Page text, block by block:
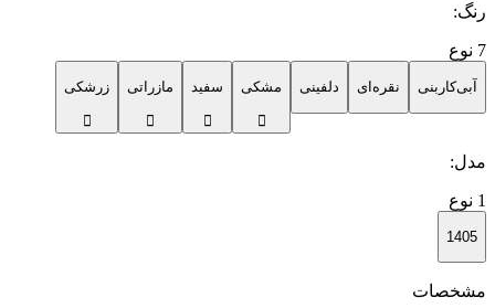
رنگ:
7 نوع
آبی‌کاربنی نقره‌ای دلفینی مشکی سفید مازراتی زرشکی
مدل:
1 نوع
1405
مشخصات